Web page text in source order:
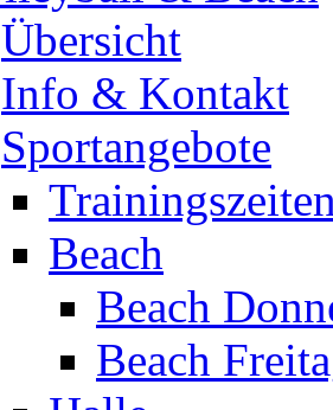
Übersicht
Info & Kontakt
Sportangebote
Beach
Beach
Beach